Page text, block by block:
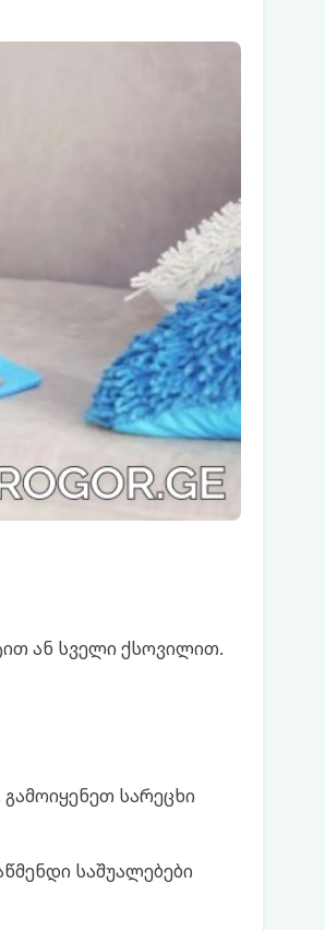
ან სველი ქსოვილით.
სარეცხი
საშუალებები